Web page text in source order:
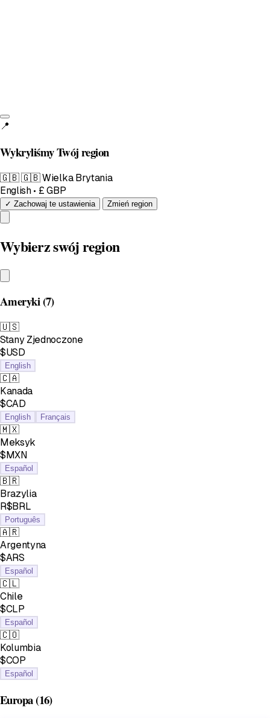
📍
Wykryliśmy Twój region
🇬🇧🇬🇧 Wielka Brytania
English • £ GBP
✓ Zachowaj te ustawienia Zmień region
Wybierz swój region
Ameryki(7)
🇺🇸
Stany Zjednoczone
$USD
English
🇨🇦
Kanada
$CAD
English Français
🇲🇽
Meksyk
$MXN
Español
🇧🇷
Brazylia
R$BRL
Português
🇦🇷
Argentyna
$ARS
Español
🇨🇱
Chile
$CLP
Español
🇨🇴
Kolumbia
$COP
Español
Europa(16)